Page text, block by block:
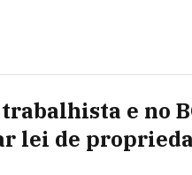
e no
lei de